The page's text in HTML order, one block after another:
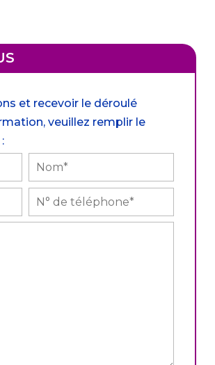
et recevoir le déroulé
veuillez remplir le